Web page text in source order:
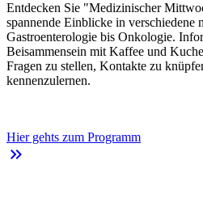
Entdecken Sie "Medizinischer
spannende Einblicke in verschiedene
Gastroenterologie bis Onkologie.
Beisammensein mit Kaffee und
Fragen zu stellen, Kontakte zu
kennenzulernen.
Hier gehts zum Programm
keyboard_double_arrow_right